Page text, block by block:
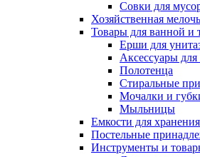
Совки для
Хозяйственная мелочь
Товары для ванной и
Ерши для
Аксессуары
Полотенца
Стиральные
Мочалки и
Мыльницы
Емкости для хранения
Постельные
Инструменты и